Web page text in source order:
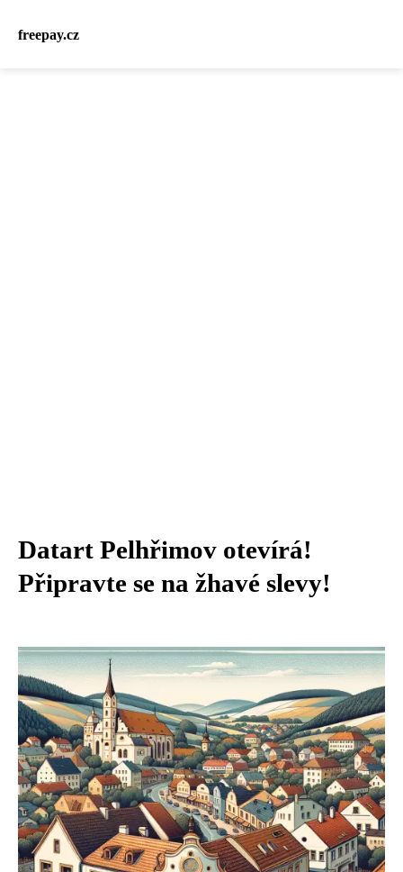
freepay.cz
Datart Pelhřimov otevírá!
Připravte se na žhavé slevy!